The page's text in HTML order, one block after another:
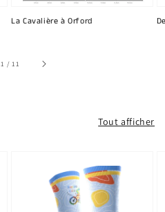
La Cavalière à Orford
1 /sur
11
Tout afficher